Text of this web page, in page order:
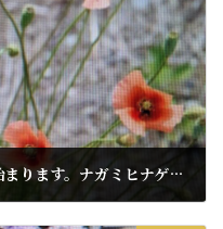
【超危険】痛みと痒みの戦いが始まります。ナガミヒナゲシには触らないでください